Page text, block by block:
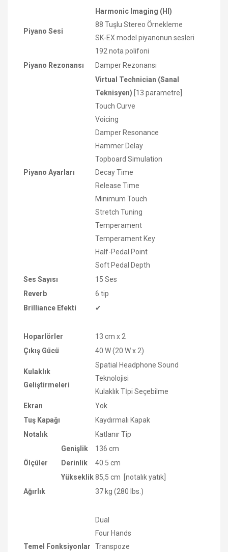
Piyano Sesi
Harmonic Imaging (HI)
88 Tuşlu Stereo Örnekleme
SK-EX model piyanonun sesleri
192 nota polifoni
Piyano Rezonansı
Damper Rezonansı
Piyano Ayarları
Virtual Technician (Sanal
Teknisyen) [13 parametre]
Touch Curve
Voicing
Damper Resonance
Hammer Delay
Topboard Simulation
Decay Time
Release Time
Minimum Touch
Stretch Tuning
Temperament
Temperament Key
Half-Pedal Point
Soft Pedal Depth
Ses Sayısı
15 Ses
Reverb
6 tip
Brilliance Efekti
✔
Hoparlörler
13 cm x 2
Çıkış Gücü
40 W (20 W x 2)
Kulaklık
Geliştirmeleri
Spatial Headphone Sound
Teknolojisi
Kulaklık Tİpi Seçebilme
Ekran
Yok
Tuş Kapağı
Kaydırmalı Kapak
Notalık
Katlanır Tip
Ölçüler
Genişlik
136 cm
Derinlik
40.5 cm
Yükseklik85,5 cm [notalık yatık]
Ağırlık
37 kg (280 lbs.)
Temel Fonksiyonlar
Dual
Four Hands
Transpoze